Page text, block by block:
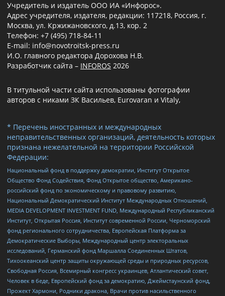
Учредитель и издатель ООО ИА «Инфорос».
Адрес учредителя, издателя, редакции: 117218, Россия, г.
Москва, ул. Кржижановского, д.13, кор. 2
Телефон: +7 (495) 718-84-11
E-mail: info@novotroitsk-press.ru
И.О. главного редактора Дорохова Н.В.
Разработчик сайта – INFOROS 2026
В титульной части сайта использованы фотографии
авторов с никами ЗК Васильев, Eurovaran и Vitaly,
* Перечень иностранных и международных
неправительственных организаций, деятельность которых
признана нежелательной на территории Российской
Федерации:
Национальный фонд в поддержку демократии, Институт Открытое
Общество Фонд Содействия, Фонд Открытое общество, Американо-
российский фонд по экономическому и правовому развитию,
Национальный Демократический Институт Международных Отношений,
MEDIA DEVELOPMENT INVESTMENT FUND, Международный Республиканский
Институт, Открытая Россия, Институт современной России, Черноморский
фонд регионального сотрудничества, Европейская Платформа за
Демократические Выборы, Международный центр электоральных
исследований, Германский фонд Маршалла Соединенных Штатов,
Тихоокеанский центр защиты окружающей среды и природных ресурсов,
Свободная Россия, Всемирный конгресс украинцев, Атлантический совет,
Человек в беде, Европейский фонд за демократию, Джеймстаунский фонд,
Прожект Хармони, Родники дракона, Врачи против насильственного